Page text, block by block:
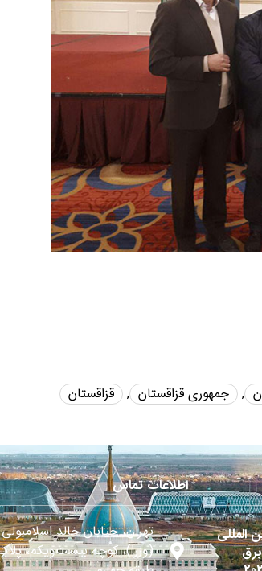
, جمهوری قزاقستان , قزاقستان
المللی
اطلاعات تماس
تهران، خیابان خالد اسلامبولی